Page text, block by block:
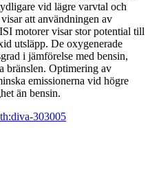
vid lägre varvtal och
att användningen av
motorer visar stor potential till
utsläpp. De oxygenerade
i jämförelse med bensin,
bränslen. Optimering av
emissionerna vid högre
än bensin.
303005